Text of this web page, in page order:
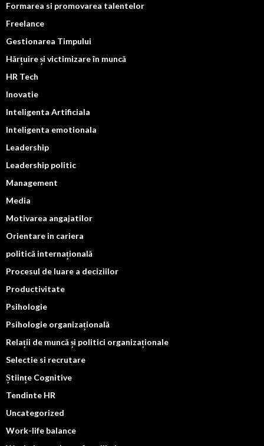
Formarea si promovarea talentelor
Freelance
Gestionarea Timpului
Hărțuire și victimizare în muncă
HR Tech
Inovatie
Inteligenta Artificiala
Inteligenta emotionala
Leadership
Leadership politic
Management
Media
Motivarea angajatilor
Orientare in cariera
politică internațională
Procesul de luare a deciziilor
Productivitate
Psihologie
Psihologie organizațională
Relații de muncă și politici organizaționale
Selectie si recrutare
Științe Cognitive
Tendinte HR
Uncategorized
Work-life balance